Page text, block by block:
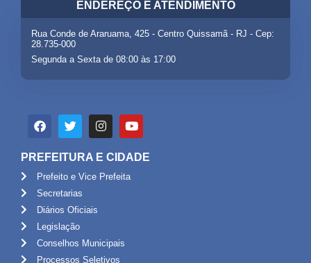
ENDEREÇO E ATENDIMENTO
Rua Conde de Araruama, 425 - Centro Quissamã - RJ - Cep:
28.735-000
Segunda a Sexta de 08:00 às 17:00
PREFEITURA E CIDADE
Prefeito e Vice Prefeita
Secretarias
Diários Oficiais
Legislação
Conselhos Municipais
Processos Seletivos